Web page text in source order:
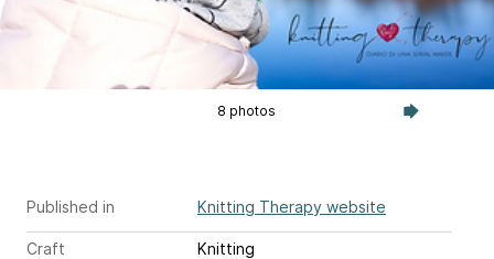
8 photos
Published in Knitting Therapy website
Craft
Knitting